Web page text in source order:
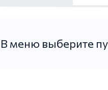
В меню выберите